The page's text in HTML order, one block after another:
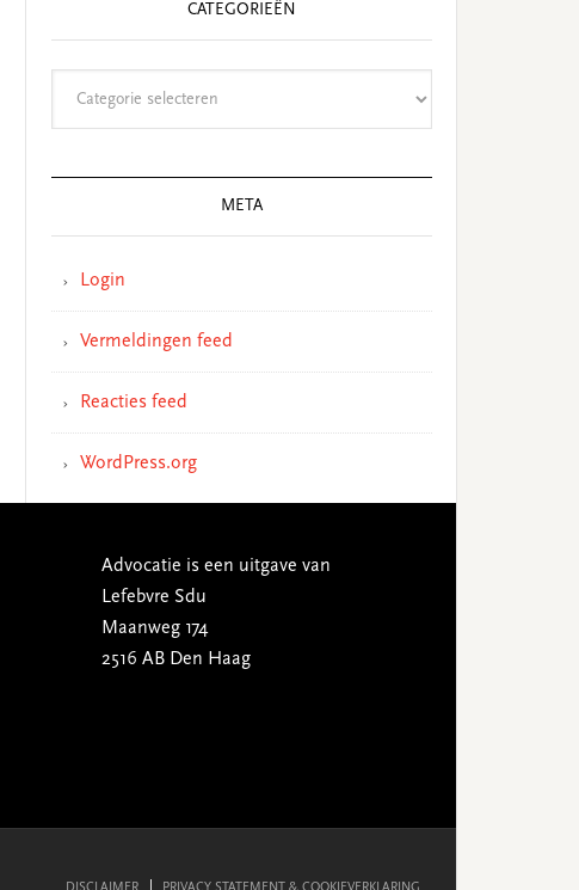
CATEGORIEËN
META
Login
Vermeldingen feed
Reacties feed
WordPress.org
Advocatie is een uitgave van
Lefebvre Sdu
Maanweg 174
2516 AB Den Haag